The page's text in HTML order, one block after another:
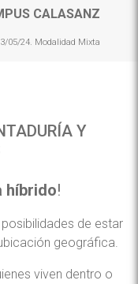
CALASANZ
05/24. Modalidad Mixta
Y
híbrido!
de estar
geográfica.
viven dentro o